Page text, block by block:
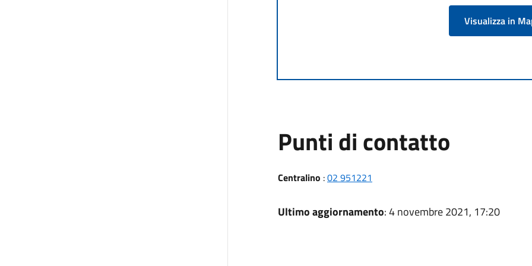
Visualizza in
Punti di contatto
Centralino :02 951221
Ultimo aggiornamento: 4 novembre 2021, 17:20